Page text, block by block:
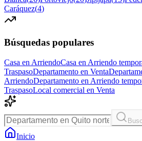
Caráquez(4)
Búsquedas populares
Casa en ArriendoCasa en Arriendo
TraspasoDepartamento en Venta
ArriendoDepartamento en Arriendo
TraspasoLocal comercial en Venta
Inicio